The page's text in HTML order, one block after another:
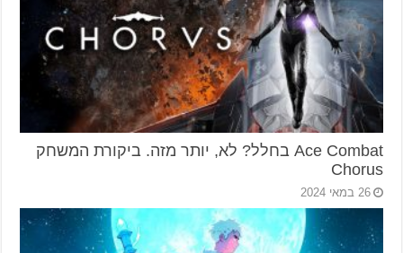
Ace Combat בחלל? לא, יותר מזה. ביקורת המשחק
Chorus
26 במאי 2024